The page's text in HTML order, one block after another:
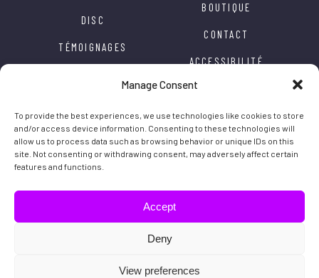
Manage Consent
To provide the best experiences, we use technologies like cookies to store
and/or access device information. Consenting to these technologies will
allow us to process data such as browsing behavior or unique IDs on this
site. Not consenting or withdrawing consent, may adversely affect certain
features and functions.
Accept
Deny
View preferences
DISC
TÉMOIGNAGES
INSPIRATION
BOUTIQUE
CONTACT
ACCESSIBILITÉ
POLITIQUE DE
Web parDistantia
Suivez l'inspiration